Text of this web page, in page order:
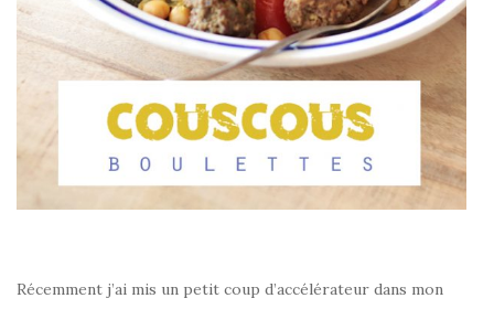
Récemment j’ai mis un petit coup d’accélérateur dans mon